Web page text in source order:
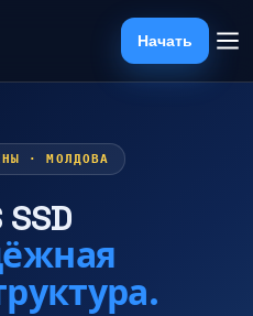
Начать
· МОЛДОВА
SSD